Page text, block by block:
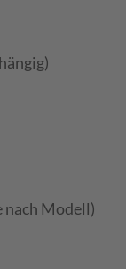
nach Modell)